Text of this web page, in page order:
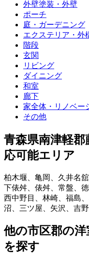
外壁塗装・外壁
ポーチ
庭・ガーデニング
エクステリア・外
階段
玄関
リビング
ダイニング
和室
廊下
家全体・リノベー
その他
青森県南津軽郡
応可能エリア
柏木堰 亀岡 久井名舘
下俵舛
俵舛 常盤
西中野目
林崎 福島
沼
三ツ屋 矢沢 吉
他の市区郡の洋
を探す